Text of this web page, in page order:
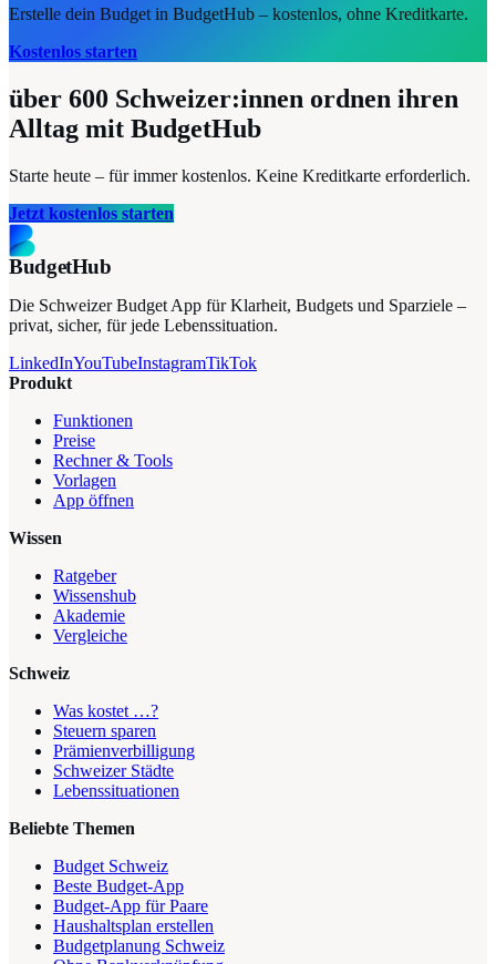
Erstelle dein Budget in BudgetHub – kostenlos, ohne Kreditkarte.
Kostenlos starten
über 600 Schweizer:innen ordnen ihren
Alltag mit BudgetHub
Starte heute – für immer kostenlos. Keine Kreditkarte erforderlich.
Jetzt kostenlos starten
BudgetHub
Die Schweizer Budget App für Klarheit, Budgets und Sparziele –
privat, sicher, für jede Lebenssituation.
LinkedInYouTubeInstagramTikTok
Produkt
Funktionen
Preise
Rechner & Tools
Vorlagen
App öffnen
Wissen
Ratgeber
Wissenshub
Akademie
Vergleiche
Schweiz
Was kostet …?
Steuern sparen
Prämienverbilligung
Schweizer Städte
Lebenssituationen
Beliebte Themen
Budget Schweiz
Beste Budget-App
Budget-App für Paare
Haushaltsplan erstellen
Budgetplanung Schweiz